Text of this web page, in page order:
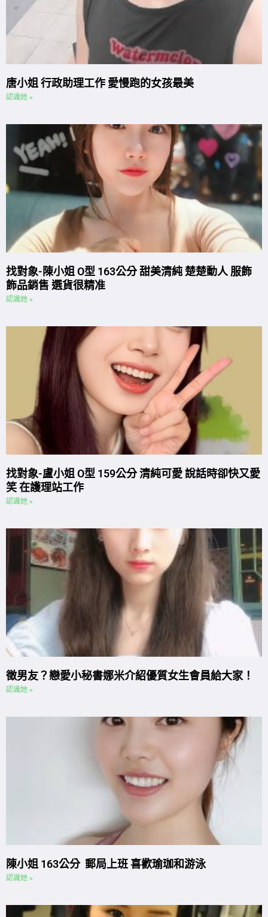
唐小姐 行政助理工作 愛慢跑的女孩最美
認識她 »
找對象-陳小姐 O型 163公分 甜美清純 楚楚動人 服飾
飾品銷售 選貨很精准
認識她 »
找對象-盧小姐 O型 159公分 清純可愛 說話時卻快又愛
笑 在護理站工作
認識她 »
徵男友？戀愛小秘書娜米介紹優質女生會員給大家！
認識她 »
陳小姐 163公分 郵局上班 喜歡瑜珈和游泳
認識她 »